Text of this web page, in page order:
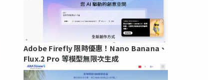
Adobe Firefly 限時優惠！Nano Banana、
Flux.2 Pro 等模型無限次生成